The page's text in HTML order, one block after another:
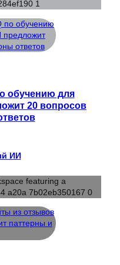
обучению для
20 вопросов
ИИ